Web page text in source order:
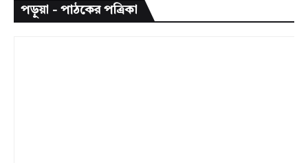
পড়ুয়া - পাঠকের পত্রিকা